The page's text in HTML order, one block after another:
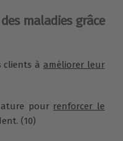
maladies grâce
clients à améliorer leur
pour renforcer le
(10)